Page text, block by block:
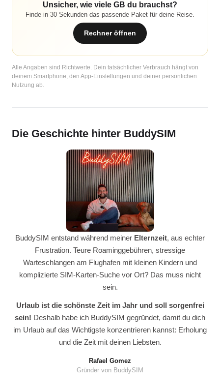
Unsicher, wie viele GB du brauchst?
Finde in 30 Sekunden das passende Paket für deine Reise.
Rechner öffnen
Alle Angaben sind Richtwerte. Dein tatsächlicher Verbrauch hängt von
deinem Smartphone, den App-Einstellungen und deiner persönlichen
Nutzung ab.
Die Geschichte hinter BuddySIM
BuddySIM entstand während meiner Elternzeit, aus echter
Frustration. Teure Roaminggebühren, stressige
Warteschlangen am Flughafen mit kleinen Kindern und
komplizierte SIM-Karten-Suche vor Ort? Das muss nicht
sein.
Urlaub ist die schönste Zeit im Jahr und soll sorgenfrei
sein! Deshalb habe ich BuddySIM gegründet, damit du dich
im Urlaub auf das Wichtigste konzentrieren kannst: Erholung
und die Zeit mit deinen Liebsten.
Rafael Gomez
Gründer von BuddySIM